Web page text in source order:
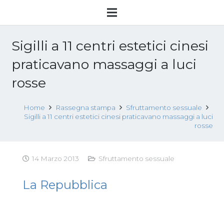
Sigilli a 11 centri estetici cinesi
praticavano massaggi a luci
rosse
Home Rassegna stampa
Sfruttamento sessuale
Sigilli a 11 centri estetici cinesi praticavano massaggi a luci
rosse
14 Marzo 2013 Sfruttamento sessuale
La Repubblica